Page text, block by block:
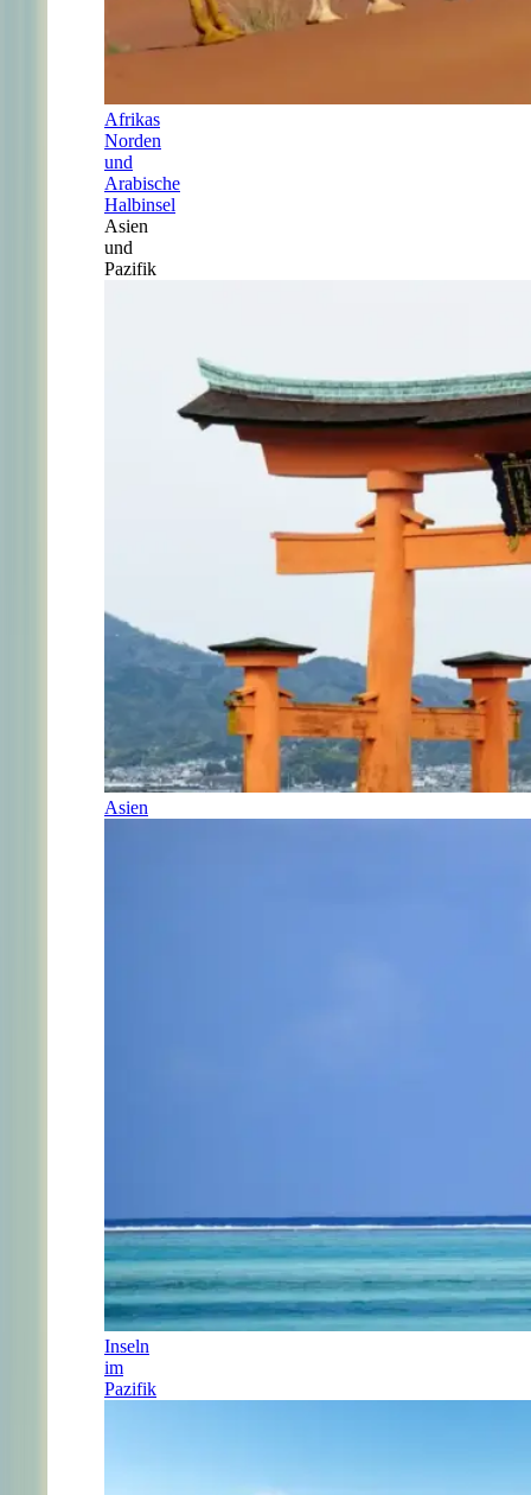
Afrikas
Norden
und
Arabische
Halbinsel
Asien
und
Pazifik
Asien
Inseln
im
Pazifik